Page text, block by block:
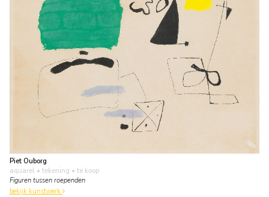
Piet Ouborg
aquarel • tekening • te koop
Figuren tussen roependen
bekijk kunstwerk